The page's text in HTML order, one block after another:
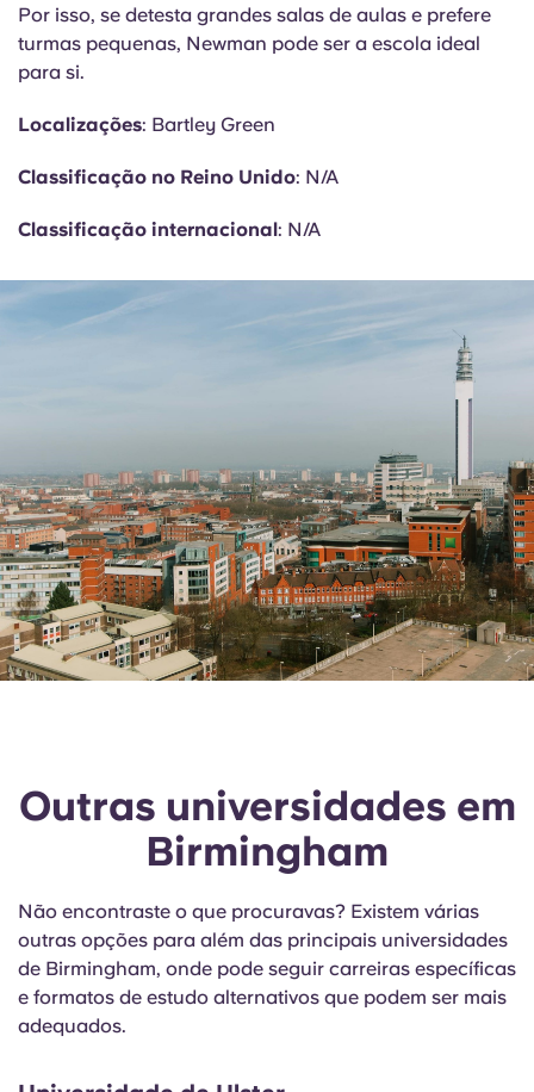
Por isso, se detesta grandes salas de aulas e prefere
turmas pequenas, Newman pode ser a escola ideal
para si.
Localizações: Bartley Green
Classificação no Reino Unido: N/A
Classificação internacional: N/A
Outras universidades em
Birmingham
Não encontraste o que procuravas? Existem várias
outras opções para além das principais universidades
de Birmingham, onde pode seguir carreiras específicas
e formatos de estudo alternativos que podem ser mais
adequados.